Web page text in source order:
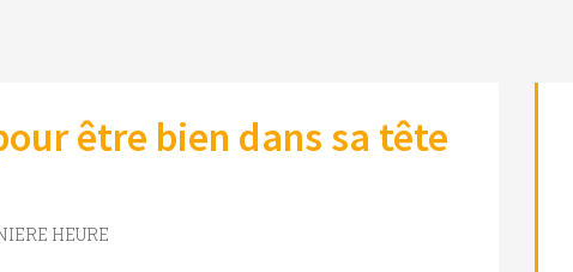
être bien dans sa tête
HEURE